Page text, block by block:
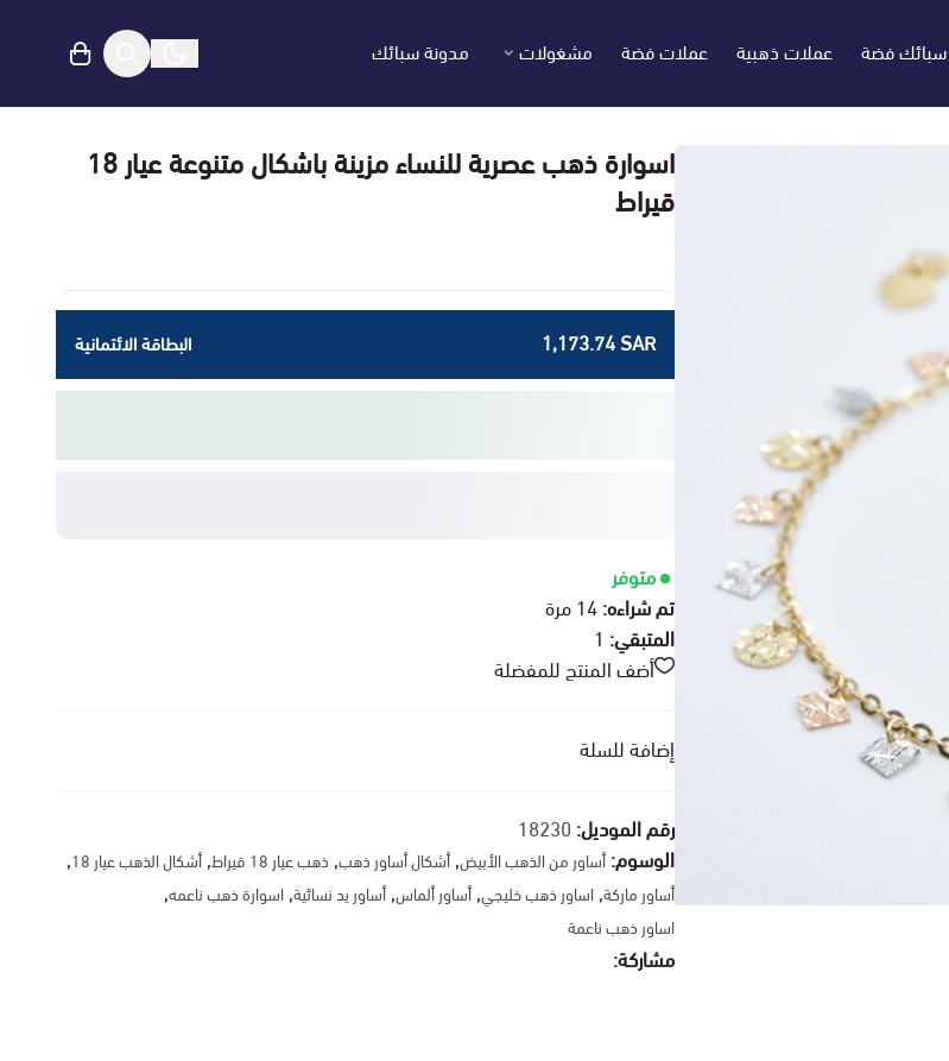
سبائك فضة عملات ذهبية عملات فضة مشغولات مدونة سبائك
اسوارة ذهب عصرية للنساء مزينة باشكال متنوعة عيار 18
قيراط
1,173.74 SAR
متوفر
تم شراءه:14 مرة
المتبقي: 1
أضف المنتج للمفضلة
إضافة للسلة
رقم الموديل: 18230
الوسوم:أساور من الذهب الأبيض,أشكال أساور ذهب, ذهب عيار 18 قيراط ,أشكال الذهب عيار 18 ,
أساور ماركة,اساور ذهب خليجي,أساور ألماس,أساور يد نسائية,اسوارة ذهب ناعمه,
اساور ذهب ناعمة
مشاركة: